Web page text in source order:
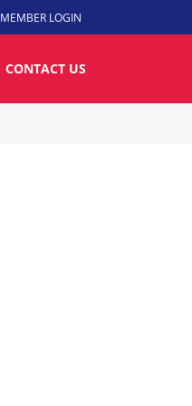
MEMBER LOGIN
CONTACT US